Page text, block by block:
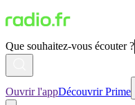
Que souhaitez-vous écouter ?
Ouvrir l'appDécouvrir Prime